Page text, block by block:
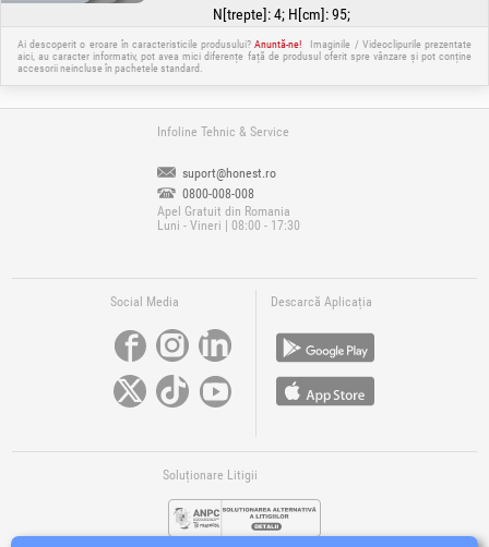
N[trepte]:4; H[cm]:95;
Ai descoperit o eroare în caracteristicile produsului?Anuntă-ne!
Imaginile / Videoclipurile prezentate
aici, au caracter informativ, pot avea mici diferențe față de produsul oferit spre vânzare și pot conține
accesorii neincluse în pachetele standard.
Infoline Tehnic & Service
suport@honest.ro
0800-008-008
Apel Gratuit din Romania
Luni - Vineri | 08:00 - 17:30
Social Media Descarcă Aplicația
Soluționare Litigii